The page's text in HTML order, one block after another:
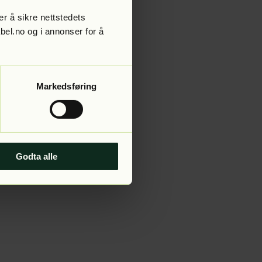
å sikre nettstedets
og i annonser for å
Markedsføring
Godta alle